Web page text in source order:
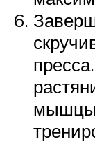
мышцы